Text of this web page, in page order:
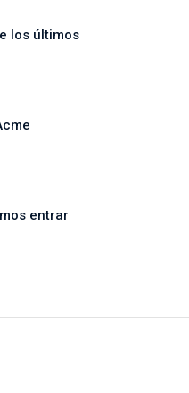
los últimos
entrar